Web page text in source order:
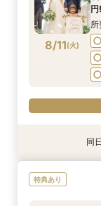
8/10(月)
8/10(月)
8/10(月)
8/10(月)
8/11(火)
同
特典あり